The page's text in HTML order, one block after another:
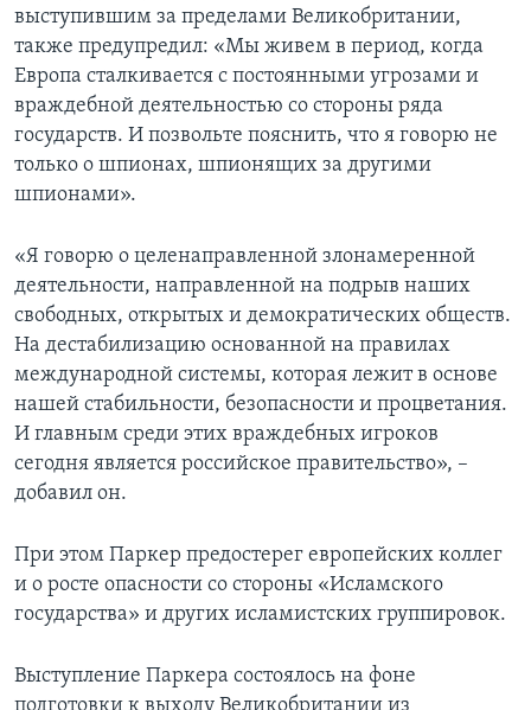
выступившим за пределами Великобритании,
также предупредил: «Мы живем в период, когда
Европа сталкивается с постоянными угрозами и
враждебной деятельностью со стороны ряда
государств. И позвольте пояснить, что я говорю не
только о шпионах, шпионящих за другими
шпионами».
«Я говорю о целенаправленной злонамеренной
деятельности, направленной на подрыв наших
свободных, открытых и демократических обществ.
На дестабилизацию основанной на правилах
международной системы, которая лежит в основе
нашей стабильности, безопасности и процветания.
И главным среди этих враждебных игроков
сегодня является российское правительство», –
добавил он.
При этом Паркер предостерег европейских коллег
и о росте опасности со стороны «Исламского
государства» и других исламистских группировок.
Выступление Паркера состоялось на фоне